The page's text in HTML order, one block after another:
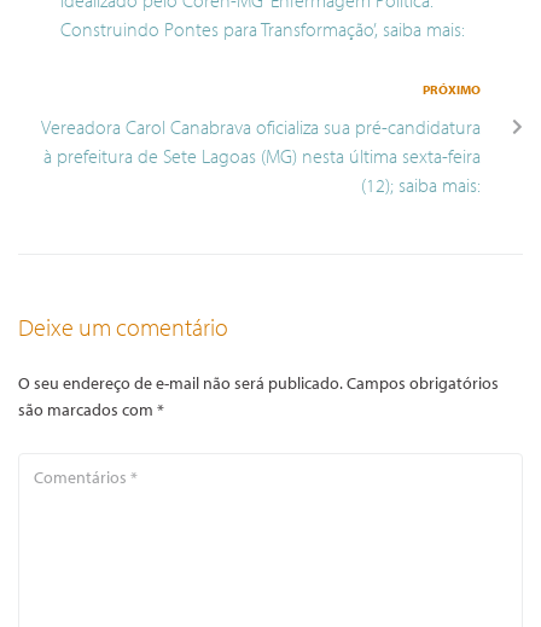
Construindo Pontes para Transformação’, saiba mais:
PRÓXIMO
Vereadora Carol Canabrava oficializa sua pré-candidatura
à prefeitura de Sete Lagoas (MG) nesta última sexta-feira
(12); saiba mais:
Deixe um comentário
O seu endereço de e-mail não será publicado.Campos obrigatórios
são marcados com *